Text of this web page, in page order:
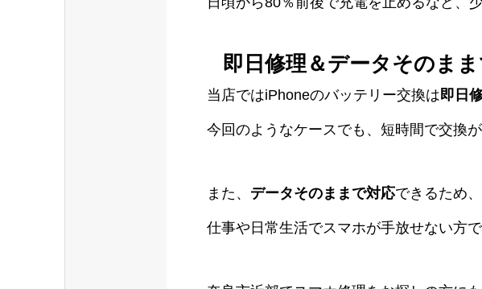
即日修理＆データそのま
当店ではiPhoneのバッテリー交換は即日
今回のようなケースでも、短時間で交換
また、 データそのままで対応できるため
仕事や日常生活でスマホが手放せない方